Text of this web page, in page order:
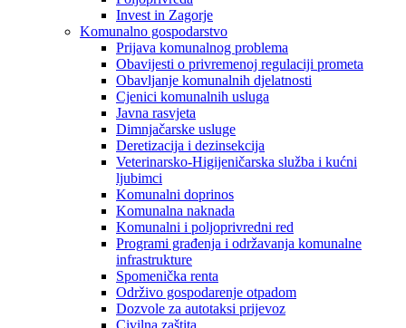
Invest in Zagorje
Komunalno gospodarstvo
Prijava komunalnog problema
Obavijesti o privremenoj regulaciji prometa
Obavljanje komunalnih djelatnosti
Cjenici komunalnih usluga
Javna rasvjeta
Dimnjačarske usluge
Deretizacija i dezinsekcija
Veterinarsko-Higijeničarska služba i kućni
ljubimci
Komunalni doprinos
Komunalna naknada
Komunalni i poljoprivredni red
Programi građenja i održavanja komunalne
infrastrukture
Spomenička renta
Održivo gospodarenje otpadom
Dozvole za autotaksi prijevoz
Civilna zaštita